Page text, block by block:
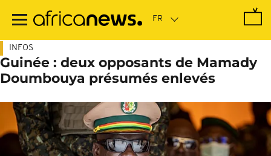
contenu
INFOS
Guinée : deux opposants de Mamady
Doumbouya présumés enlevés